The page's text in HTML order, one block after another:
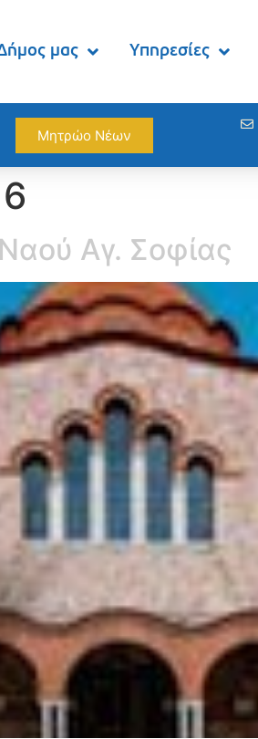
μας Υπηρεσίες
Μητρώο Νέων
Αγ. Σοφίας